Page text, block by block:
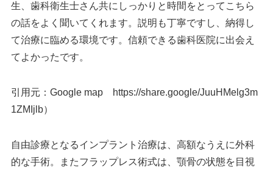
生、歯科衛生士さん共にしっかりと時間をとってこちら
の話をよく聞いてくれます。説明も丁寧ですし、納得し
て治療に臨める環境です。信頼できる歯科医院に出会え
てよかったです。
引用元：Google map https://share.google/JuuHMelg3m
1ZMIjlb）
自由診療となるインプラント治療は、高額なうえに外科
的な手術。またフラップレス術式は、顎骨の状態を目視